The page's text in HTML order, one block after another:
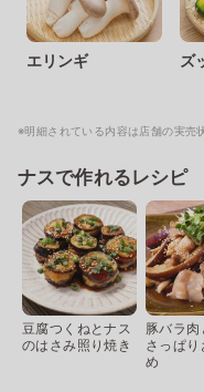
エリンギ ズ
※明細されている内容は店舗の実売
ナスで作れるレシピ
豆腐つくねとナス
のはさみ照り焼き
豚バラ
さっぱ
め